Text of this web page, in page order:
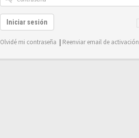
Iniciar sesión
Olvidé mi contraseña | Reenviar email de activación